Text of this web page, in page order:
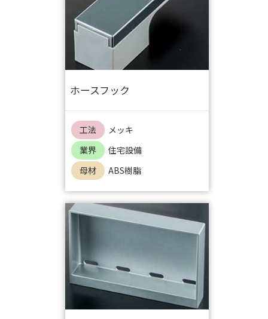
ホースフック
工法
メッキ
業界
住宅設備
母材
ABS樹脂